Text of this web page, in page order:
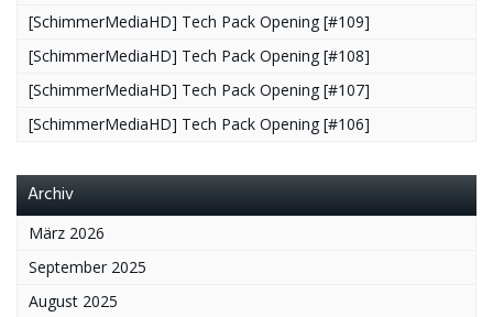
[SchimmerMediaHD] Tech Pack Opening [#109]
[SchimmerMediaHD] Tech Pack Opening [#108]
[SchimmerMediaHD] Tech Pack Opening [#107]
[SchimmerMediaHD] Tech Pack Opening [#106]
Archiv
März 2026
September 2025
August 2025